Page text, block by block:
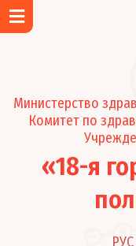
Министерство
Комитет по
«18-я
РУС
Район
Новости и
Подразделения
Педиатрические